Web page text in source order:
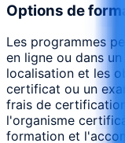
Options de
Les programmes
en ligne ou dans
localisation et les
certificat ou un
frais de
l'organisme
formation et